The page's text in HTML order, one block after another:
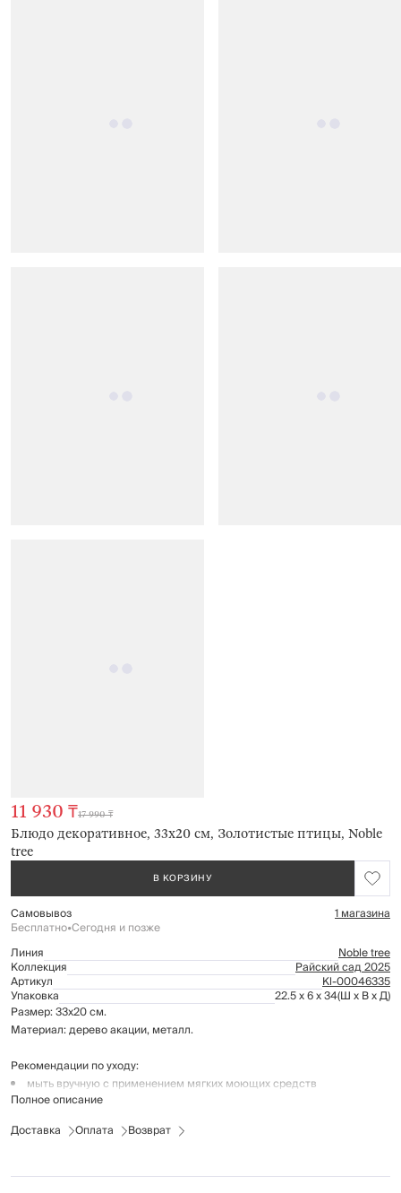
Блюдо декоративное, 33х20 см, Золотистые птицы, Noble
tree
11 930 ₸17 990 ₸
В КОРЗИНУ
Самовывоз 1 магазина
Бесплатно•Сегодня и позже
Линия
Noble tree
Коллекция Райский сад 2025
Артикул Kl-00046335
Упаковка 22.5 x 6 x 34(Ш x В x Д)
Размер: 33х20 см.
Материал: дерево акации, металл.
Рекомендации по уходу:
мыть вручную с применением мягких моющих средств
не использовать для ухода абразивные чистящие средства и
жесткие губки
Полное описание
Доставка
Оплата Возврат